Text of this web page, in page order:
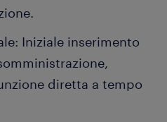
Iniziale inserimento
diretta a tempo